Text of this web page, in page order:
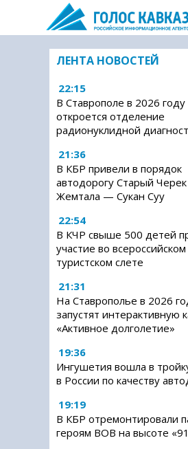
ЛЕНТА НОВОСТЕЙ
22:15
В Ставрополе в 2026 году
откроется отделение
радионуклидной
21:36
В КБР привели в порядок
автодорогу Старый
Жемтала — Сукан Суу
22:54
В КЧР свыше 500 детей
участие во всероссийском
туристском слете
21:31
На Ставрополье в 2026
запустят интерактивную
«Активное долголетие»
19:36
Ингушетия вошла в
в России по качеству
19:19
В КБР отремонтировали
героям ВОВ на высоте